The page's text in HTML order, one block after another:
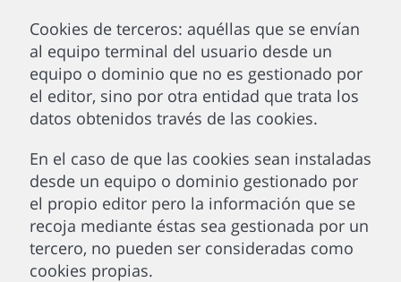
Cookies de terceros: aquéllas que se envían
al equipo terminal del usuario desde un
equipo o dominio que no es gestionado por
el editor, sino por otra entidad que trata los
datos obtenidos través de las cookies.
En el caso de que las cookies sean instaladas
desde un equipo o dominio gestionado por
el propio editor pero la información que se
recoja mediante éstas sea gestionada por un
tercero, no pueden ser consideradas como
cookies propias.